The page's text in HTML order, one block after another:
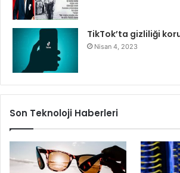
TikTok’ta gizliliği
Nisan 4, 2023
Son Teknoloji Haberleri